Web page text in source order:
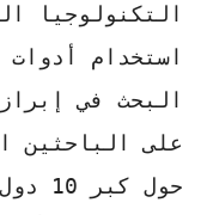
التكنولوجيا
استخدام أدوات
البحث في
على الباحثين
حول
كبر